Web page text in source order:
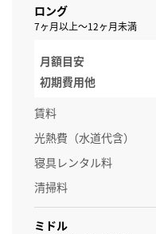
ロング
7ヶ月以上～12ヶ月未満
月額目安
初期費用他
賃料
光熱費（水道代含）
寝具レンタル料
清掃料
ミドル